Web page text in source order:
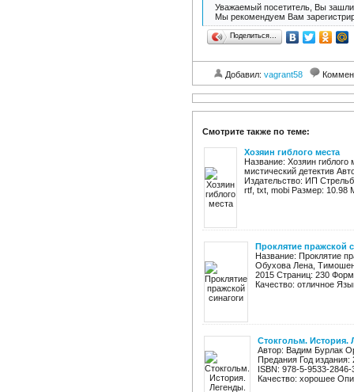
Уважаемый посетитель, Вы зашли
Мы рекомендуем Вам
Поделиться…
Добавил: vagrant58
Смотрите также по теме:
Хозяин гиблого места
Название: Хозяин
мистический детектив
Издательство: ИП
rtf, txt, mobi Размер: 10.98
Проклятие пражской
Название: Проклятие
Обухова Лена,
2015 Страниц: 230
Качество: отличное
Стокгольм. История.
Автор: Вадим Бурлак
Предания Год
ISBN: 978-5-9533-
Качество: хорошее